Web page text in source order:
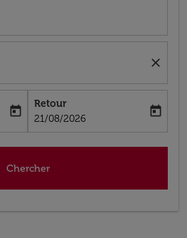
close
aria-label
today
Retour
fc-booking-return-date-aria-label
21/08/2026
today
Chercher